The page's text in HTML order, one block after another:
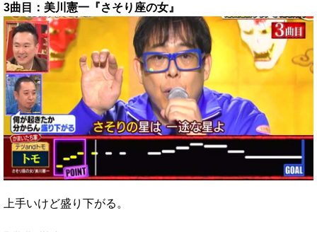
3曲目：美川憲一『さそり座の女』
上手いけど盛り下がる。